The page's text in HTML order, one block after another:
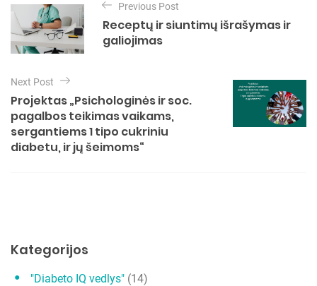
o
i
a
v
i
g
a
c
i
r
p
Previous Post
Receptų ir siuntimų išrašymas ir
galiojimas
Next Post
Projektas „Psichologinės ir soc.
pagalbos teikimas vaikams,
sergantiems 1 tipo cukriniu
diabetu, ir jų šeimoms“
Kategorijos
"Diabeto IQ vedlys" (14)